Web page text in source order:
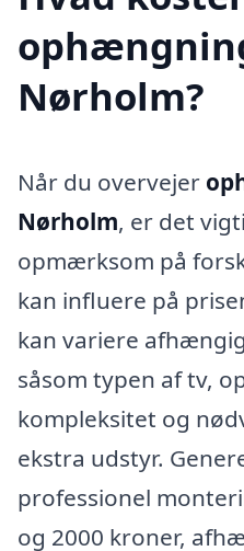
Nørholm?
Når du overvejer
Nørholm, er det
opmærksom på
kan influere på
kan variere
såsom typen af tv,
kompleksitet og
ekstra udstyr.
professionel
og 2000 kroner,